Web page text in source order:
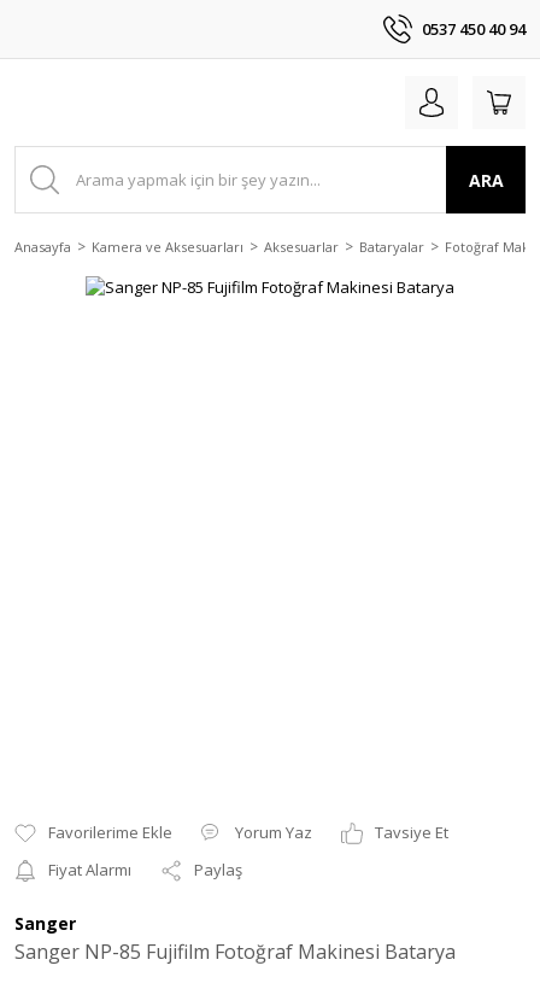
0537 450 40 94
ARA
Anasayfa Kamera ve Aksesuarları Aksesuarlar Bataryalar Fotoğraf
Yorum Yaz
Tavsiye Et
Fiyat Alarmı
Paylaş
Sanger
Sanger NP-85 Fujifilm Fotoğraf Makinesi Batarya